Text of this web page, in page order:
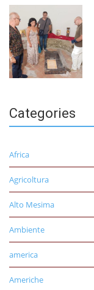
Categories
Africa
Agricoltura
Alto Mesima
Ambiente
america
Americhe